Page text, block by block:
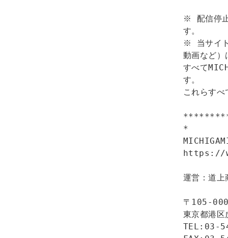
※ 配信停
す。
※ 当サイ
動画など
すべて
す。
これらす
*
https://
運営：道
〒105-
東京都港
TEL:03-